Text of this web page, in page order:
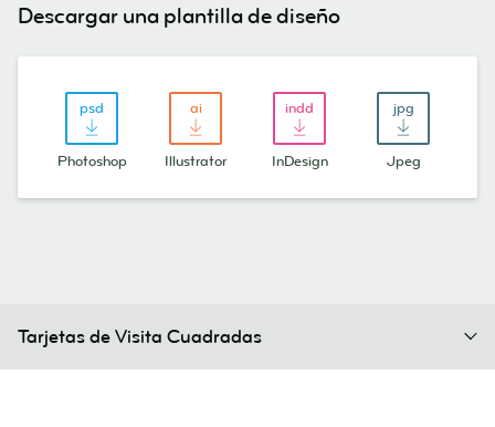
Descargar una plantilla de diseño
Photoshop Illustrator InDesign Jpeg
Tarjetas de Visita Cuadradas